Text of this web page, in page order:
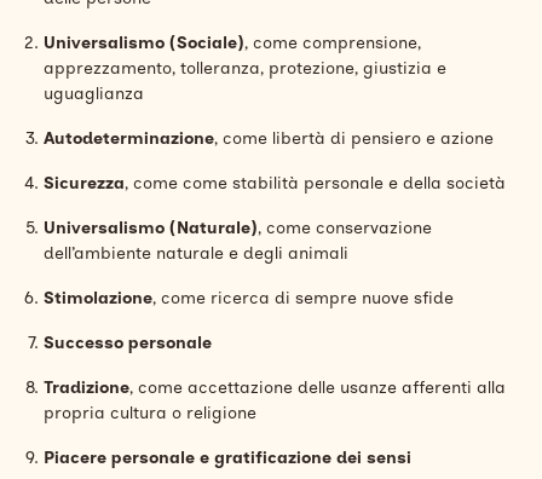
Universalismo (Sociale), come comprensione,
apprezzamento, tolleranza, protezione, giustizia e
uguaglianza
Autodeterminazione, come libertà di pensiero e azione
Sicurezza, come come stabilità personale e della società
Universalismo (Naturale), come conservazione
dell’ambiente naturale e degli animali
Stimolazione, come ricerca di sempre nuove sfide
Successo personale
Tradizione, come accettazione delle usanze afferenti alla
propria cultura o religione
Piacere personale e gratificazione dei sensi